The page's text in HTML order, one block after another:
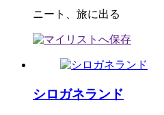
ニート、旅に出る
シロガネランド